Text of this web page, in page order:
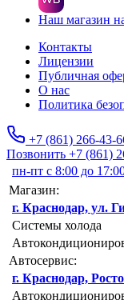
Наш магазин
Контакты
Лицензии
Публичная
О нас
Политика
+7 (861) 266-43-
Позвонить +7 (861)
пн-пт с 8:00 до
Магазин:
г. Краснодар, ул.
Системы холода
Автосервис:
г. Краснодар,